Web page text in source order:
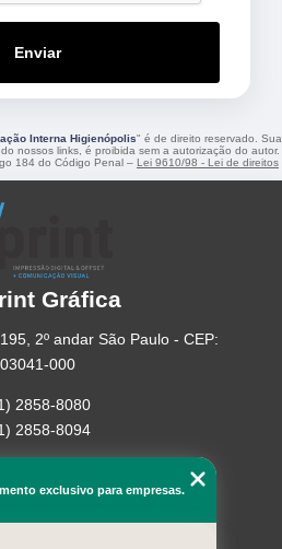
Enviar
Interna Higienópolis" é de direito reservado. Sua
nossos links, é proibida sem a autorização do autor.
184 do Código Penal – Lei 9610/98 - Lei de direitos
Gráfica
2º andar São Paulo - CEP:
03041-000
2858-8080
2858-8094
exclusivo para empresas.